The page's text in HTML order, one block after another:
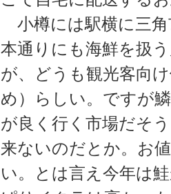
小樽には駅横に三
本通りにも海鮮を扱
が、どうも観光客向
め）らしい。ですが
が良く行く市場だそ
来ないのだとか。お
い。とは言え今年は